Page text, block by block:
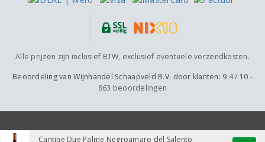
Cantine Due Palme Negroamaro del Salento
Alle prijzen zijn inclusief BTW, exclusief eventuele verzendkosten.
Beoordeling vanWijnhandel Schaapveld B.V. door klanten: 9.4/ 10 -
863 beoordelingen